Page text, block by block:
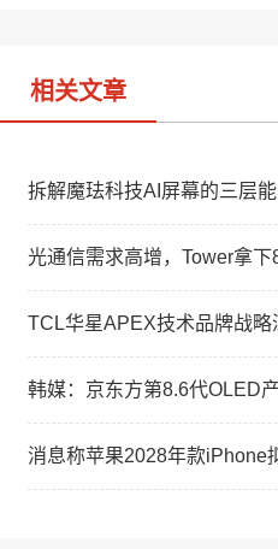
相关文章
拆解魔珐科技AI屏幕的三层
光通信需求高增，Tower拿
TCL华星APEX技术品牌战略
韩媒：京东方第8.6代OLED
消息称苹果2028年款iPhone